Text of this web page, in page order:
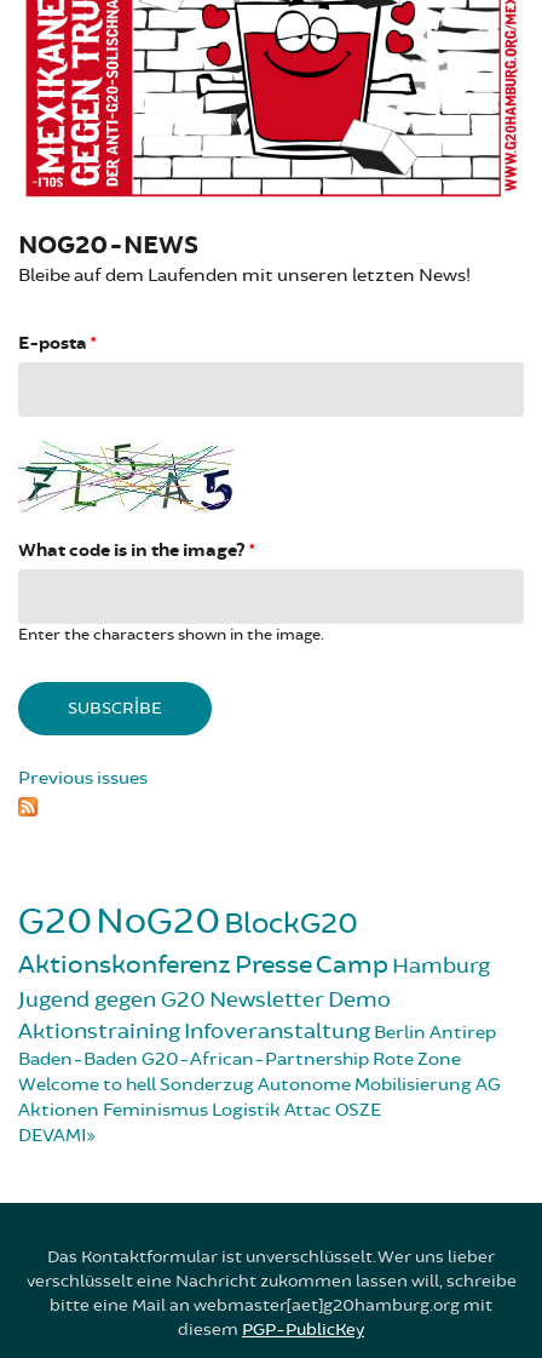
NOG20-NEWS
Bleibe auf dem Laufenden mit unseren letzten News!
E-posta *
What code is in the image? *
Enter the characters shown in the image.
Previous issues
G20NoG20 BlockG20
Aktionskonferenz PresseCampHamburg
Jugend gegen G20 NewsletterDemo
AktionstrainingInfoveranstaltung Berlin Antirep
Baden-Baden G20-African-Partnership Rote Zone
Welcome to hellSonderzugAutonome MobilisierungAG
Aktionen Feminismus Logistik Attac OSZE
DEVAMI
Das Kontaktformular ist unverschlüsselt. Wer uns lieber
verschlüsselt eine Nachricht zukommen lassen will, schreibe
bitte eine Mail an webmaster[aet]g20hamburg.org mit
diesem PGP-PublicKey